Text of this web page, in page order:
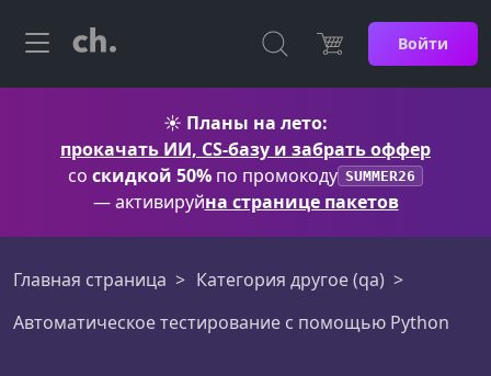
Войти
☀️ Планы на лето:
прокачать ИИ, CS-базу и забрать оффер
со скидкой 50% по промокоду SUMMER26
— активируйна странице пакетов
Главная страница
Категория другое (qa)
Автоматическое тестирование с помощью Python